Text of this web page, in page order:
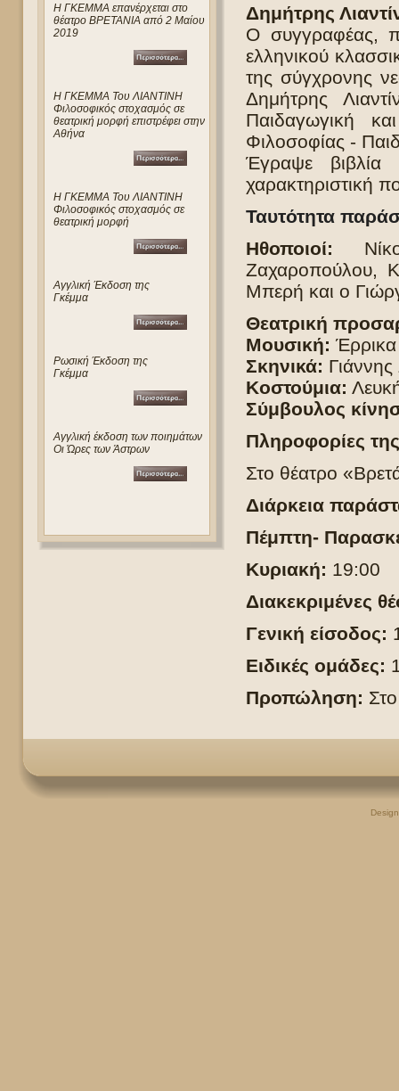
Η ΓΚΕΜΜΑ επανέρχεται στο
θέατρο ΒΡΕΤΑΝΙΑ από 2 Μαίου
2019
Η ΓΚΕΜΜΑ Του ΛΙΑΝΤΙΝΗ
Φιλοσοφικός στοχασμός σε
θεατρική μορφή επιστρέφει στην
Αθήνα
Η ΓΚΕΜΜΑ Του ΛΙΑΝΤΙΝΗ
Φιλοσοφικός στοχασμός σε
θεατρική μορφή
Αγγλική Έκδοση της
Γκέμμα
Ρωσική Έκδοση της
Γκέμμα
Αγγλική έκδοση των ποιημάτων
Οι Ώρες των Άστρων
Δημήτρης
Ο συγγραφέας,
ελληνικού
της σύγχρονης
Δημήτρης
Παιδαγωγική
Φιλοσοφίας -
Έγραψε βιβλία
χαρακτηριστική
Ταυτότητα
Ηθοποιοί:
Ζαχαροπούλου,
Μπερή και ο
Θεατρική
Μουσική:
Σκηνικά: Γιάννης
Κοστούμια:
Σύμβουλος
Πληροφορίες
Στο θέατρο
Διάρκεια
Πέμπτη-
Κυριακή: 19:00
Διακεκριμένες
Γενική είσοδος:
Ειδικές ομάδες:
Προπώληση: